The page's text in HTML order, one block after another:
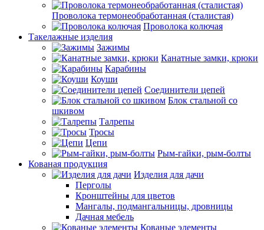
Проволока термонеобработанная (сталистая)
Проволока колючая
Такелажные изделия
Зажимы
Канатные замки, крюки
Карабины
Коуши
Соединители цепей
Блок стальной со
шкивом
Талрепы
Тросы
Цепи
Рым-гайки, рым-болты
Кованая продукция
Изделия для дачи
Перголы
Кронштейны для цветов
Мангалы, подмангальницы, дровницы
Дачная мебель
Кованые элементы